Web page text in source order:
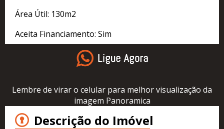
Área Útil: 130m2
Aceita Financiamento: Sim
Lembre de virar o celular para melhor visualização da
imagem Panoramica
Descrição do Imóvel